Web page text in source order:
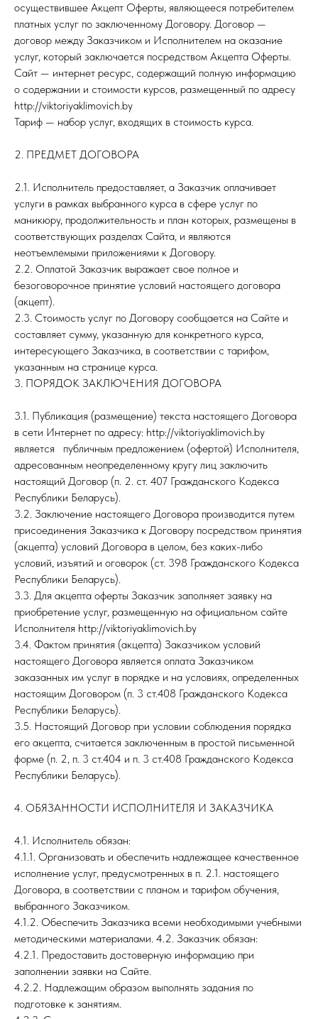
осуществившее Акцепт Оферты, являющееся потребителем
платных услуг по заключенному Договору. Договор —
договор между Заказчиком и Исполнителем на оказание
услуг, который заключается посредством Акцепта Оферты.
Сайт — интернет ресурс, содержащий полную информацию
о содержании и стоимости курсов, размещенный по адресу
http://viktoriyaklimovich.by
Тариф — набор услуг, входящих в стоимость курса.
2. ПРЕДМЕТ ДОГОВОРА
2.1. Исполнитель предоставляет, а Заказчик оплачивает
услуги в рамках выбранного курса в сфере услуг по
маникюру, продолжительность и план которых, размещены в
соответствующих разделах Сайта, и являются
неотъемлемыми приложениями к Договору.
2.2. Оплатой Заказчик выражает свое полное и
безоговорочное принятие условий настоящего договора
(акцепт).
2.3. Стоимость услуг по Договору сообщается на Сайте и
составляет сумму, указанную для конкретного курса,
интересующего Заказчика, в соответствии с тарифом,
указанным на странице курса.
3. ПОРЯДОК ЗАКЛЮЧЕНИЯ ДОГОВОРА
3.1. Публикация (размещение) текста настоящего Договора
в сети Интернет по адресу: http://viktoriyaklimovich.by
является публичным предложением (офертой) Исполнителя,
адресованным неопределенному кругу лиц заключить
настоящий Договор (п. 2. ст. 407 Гражданского Кодекса
Республики Беларусь).
3.2. Заключение настоящего Договора производится путем
присоединения Заказчика к Договору посредством принятия
(акцепта) условий Договора в целом, без каких-либо
условий, изъятий и оговорок (ст. 398 Гражданского Кодекса
Республики Беларусь).
3.3. Для акцепта оферты Заказчик заполняет заявку на
приобретение услуг, размещенную на официальном сайте
Исполнителя http://viktoriyaklimovich.by
3.4. Фактом принятия (акцепта) Заказчиком условий
настоящего Договора является оплата Заказчиком
заказанных им услуг в порядке и на условиях, определенных
настоящим Договором (п. 3 ст.408 Гражданского Кодекса
Республики Беларусь).
3.5. Настоящий Договор при условии соблюдения порядка
его акцепта, считается заключенным в простой письменной
форме (п. 2, п. 3 ст.404 и п. 3 ст.408 Гражданского Кодекса
Республики Беларусь).
4. ОБЯЗАННОСТИ ИСПОЛНИТЕЛЯ И ЗАКАЗЧИКА
4.1. Исполнитель обязан:
4.1.1. Организовать и обеспечить надлежащее качественное
исполнение услуг, предусмотренных в п. 2.1. настоящего
Договора, в соответствии с планом и тарифом обучения,
выбранного Заказчиком.
4.1.2. Обеспечить Заказчика всеми необходимыми учебными
методическими материалами. 4.2. Заказчик обязан:
4.2.1. Предоставить достоверную информацию при
заполнении заявки на Сайте.
4.2.2. Надлежащим образом выполнять задания по
подготовке к занятиям.